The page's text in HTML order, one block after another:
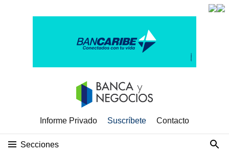
Informe Privado Suscríbete Contacto
Secciones